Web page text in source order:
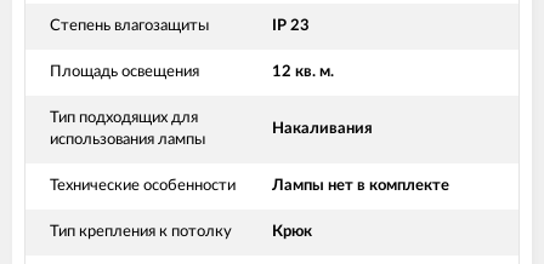
Степень влагозащиты IP 23
Площадь освещения 12 кв. м.
Тип подходящих для
использования лампы
Накаливания
Технические особенности Лампы нет в комплекте
Тип крепления к потолку Крюк